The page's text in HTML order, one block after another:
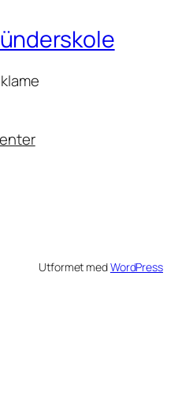
Utformet medWordPress